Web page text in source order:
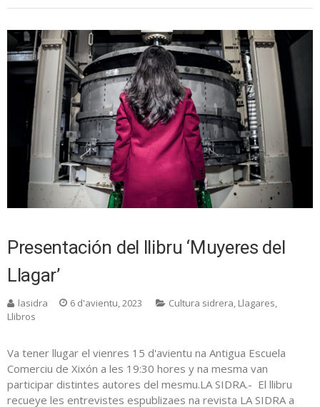
Presentación del llibru ‘Muyeres del
Llagar’
lasidra 6 d'avientu, 2023 Cultura sidrera, Llagares,
Llibros
Va tener llugar el vienres 15 d'avientu na Antigua Escuela
Comerciu de Xixón a les 19:30 hores y na mesma van
participar distintes autores del mesmu.LA SIDRA.- El llibru
recueye les entrevistes espublizaes na revista LA SIDRA a